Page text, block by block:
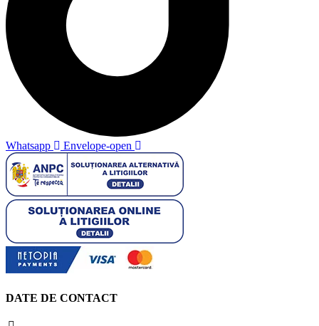
Whatsapp Envelope-open
DATE DE CONTACT